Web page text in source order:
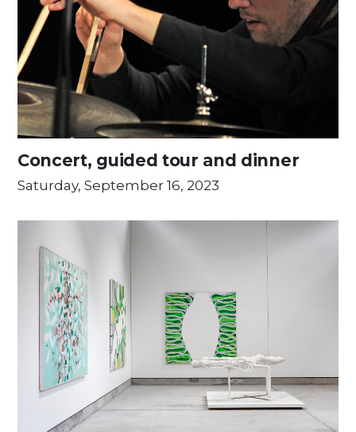
Concert, guided tour and dinner
Saturday, September 16, 2023